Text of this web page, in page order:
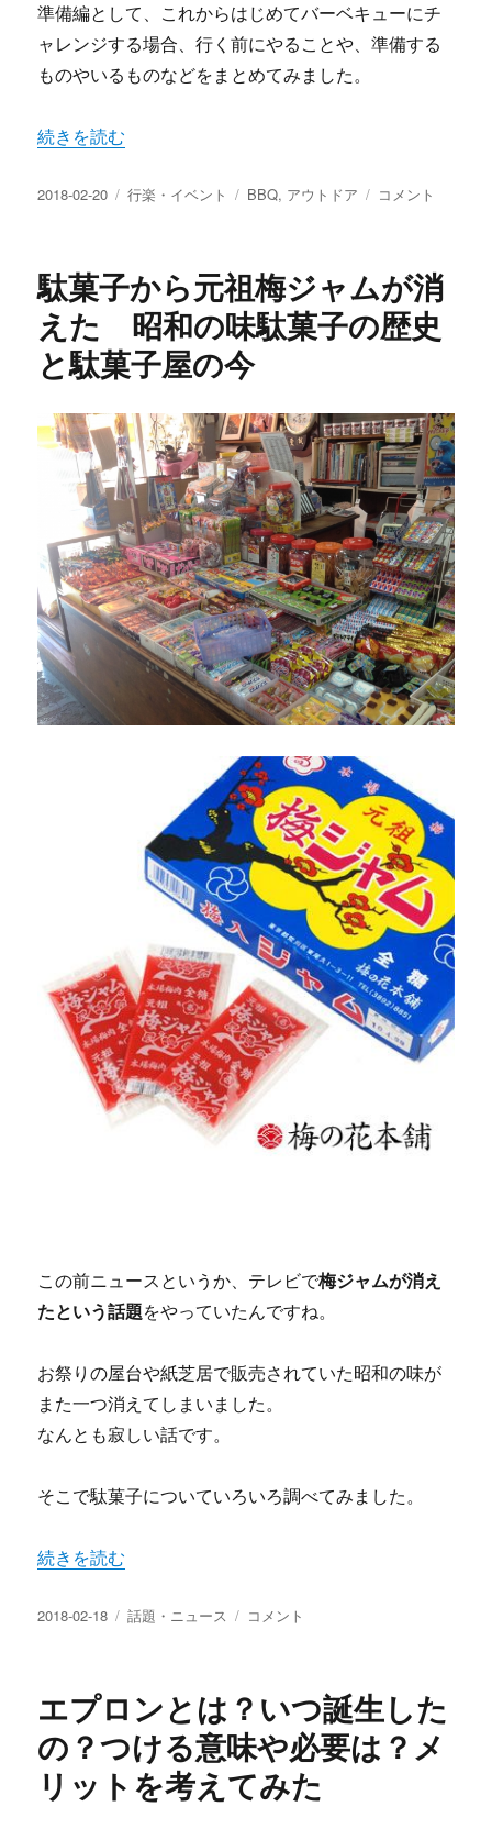
準備編として、これからはじめてバーベキューにチ
ャレンジする場合、行く前にやることや、準備する
ものやいるものなどをまとめてみました。
“バーベキュー初心者 はじめての場合に必要な準備とや
続きを読む
投
2018-02-20
カ
ー
行楽・イベント
タ
BBQ, アウトドア
バ
ュ
ー
初
じ
め
て
の
場
合
に
必
要
な
準
備
と
や
こ
と
や
い
る
も
の
に
コメント
駄菓子から元祖梅ジャムが消
えた 昭和の味駄菓子の歴史
と駄菓子屋の今
この前ニュースというか、テレビで梅ジャムが消え
たという話題をやっていたんですね。
お祭りの屋台や紙芝居で販売されていた昭和の味が
また一つ消えてしまいました。
なんとも寂しい話です。
そこで駄菓子についていろいろ調べてみました。
“駄菓子から元祖梅ジャムが消えた 昭和の味駄菓子の歴
続きを読む
投
2018-02-18
カ
ー
話題・ニュース
駄
ら
元
祖
梅
ジ
コメント
エプロンとは？いつ誕生した
の？つける意味や必要は？メ
リットを考えてみた